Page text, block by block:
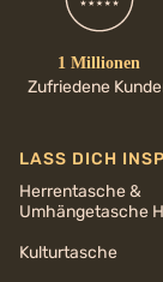
1 Millionen
Zufriedene
LASS DICH
Herrentasche &
Umhängetasche
Kulturtasche